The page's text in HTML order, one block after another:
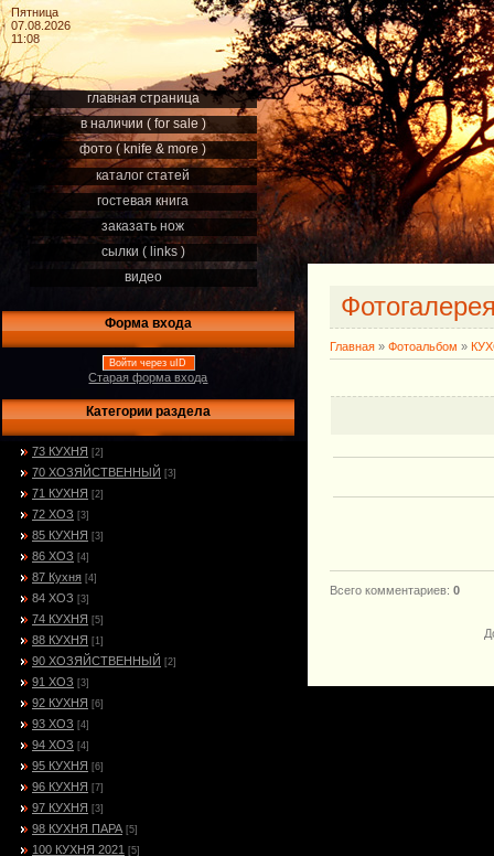
Пятница
07.08.2026
11:08
главная страница
в наличии ( for sale )
фото ( knife & more )
каталог статей
гостевая книга
заказать нож
сылки ( links )
видео
Форма входа
Войти через uID
Старая форма входа
Категории раздела
73 КУХНЯ [2]
70 ХОЗЯЙСТВЕННЫЙ [3]
71 КУХНЯ [2]
72 ХОЗ [3]
85 КУХНЯ [3]
86 ХОЗ [4]
87 Кухня [4]
84 ХОЗ [3]
74 КУХНЯ [5]
88 КУХНЯ [1]
90 ХОЗЯЙСТВЕННЫЙ [2]
91 ХОЗ [3]
92 КУХНЯ [6]
93 ХОЗ [4]
94 ХОЗ [4]
95 КУХНЯ [6]
96 КУХНЯ [7]
97 КУХНЯ [3]
98 КУХНЯ ПАРА [5]
100 КУХНЯ 2021 [5]
Главная » Фотоальбом »
Всего комментариев: 0